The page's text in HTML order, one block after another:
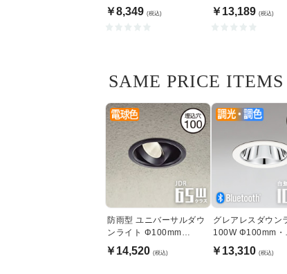
￥8,349 (税込)
内兼用】
￥13,189 (税込)
SAME PRICE ITEMS
防雨型 ユニバーサルダウ
ンライト Φ100mm
JDR65W｜ブラック
￥14,520 (税込)
グレアレスダウン
100W Φ100mm・
Bluetooth｜ホワイ
￥13,310 (税込)